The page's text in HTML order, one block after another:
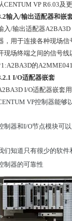
CENTUM VP R6.03及
输入/输出适配器和嵌
入/输出适配器
，用于连接各种现场
现场终端之间的信号线
的
I/O适配器嵌套
I/O适配器嵌套
VP控制器能够
制器和I/O节点模块可
们知道只有很少的软件
制器的可靠性